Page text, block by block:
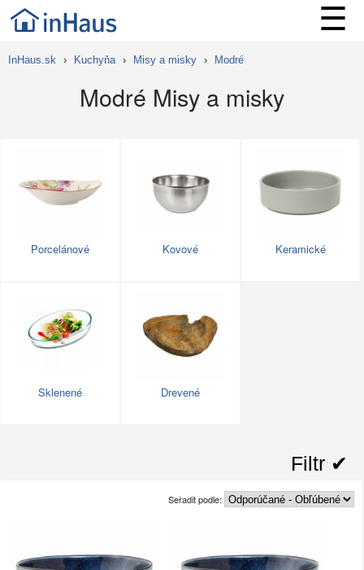
☰
InHaus.sk › Kuchyňa › Misy a misky › Modré
Modré Misy a misky
Porcelánové Kovové Keramické
Sklenené Drevené
Filtr ✔︎
Seřadit podle: